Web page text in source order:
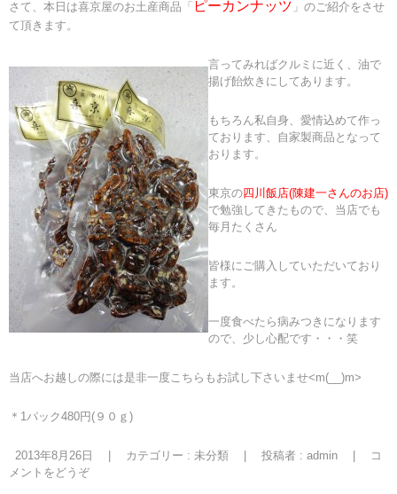
さて、本日は喜京屋のお土産商品「 ピーカンナッツ 」のご紹介をさせ
て頂きます。
言ってみればクルミに近く、油で
揚げ飴炊きにしてあります。
もちろん私自身、愛情込めて作っ
ております、自家製商品となって
おります。
東京の四川飯店(陳建一さんのお店)
で勉強してきたもので、当店でも
毎月たくさん
皆様にご購入していただいており
ます。
一度食べたら病みつきになります
ので、少し心配です・・・笑
当店へお越しの際には是非一度こちらもお試し下さいませ<m(__)m>
＊1パック480円(９０ｇ)
2013年8月26日 カテゴリー : 未分類 投稿者 : admin
コ
メントをどうぞ